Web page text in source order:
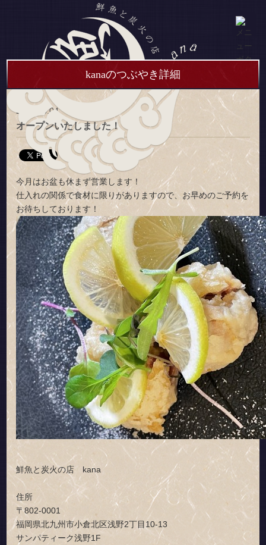
kanaのつぶやき詳細
2025.08.04
オープンいたしました！
今月はお盆も休まず営業します！
仕入れの関係で食材に限りがありますので、お早めのご予約を
お待ちしております！
鮮魚と炭火の店 kana
住所
〒802-0001
福岡県北九州市小倉北区浅野2丁目10-13
サンパティーク浅野1F